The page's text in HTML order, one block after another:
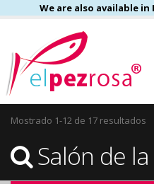
We are also available
Mostrado 1-12 de 17 resultados
Salón de